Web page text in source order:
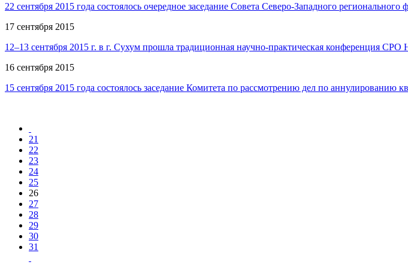
22 сентября 2015 года состоялось очередное заседание Совета Северо-Западного
17 сентября 2015
12–13 сентября 2015 г. в г. Сухум прошла традиционная научно-практическая конференция
16 сентября 2015
15 сентября 2015 года состоялось заседание Комитета по рассмотрению дел по аннулированию
21
22
23
24
25
26
27
28
29
30
31